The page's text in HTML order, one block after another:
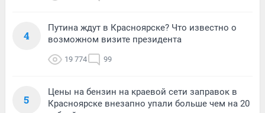
4
Путина ждут в Красноярске? Что известно о
возможном визите президента
19 774 99
5
Цены на бензин на краевой сети заправок в
Красноярске внезапно упали больше чем на 20